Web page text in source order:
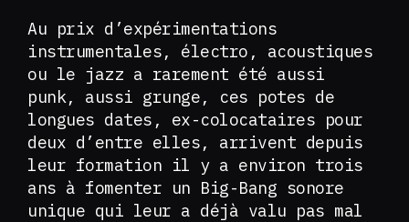
Au prix d’expérimentations
instrumentales, électro, acoustiques
ou le jazz a rarement été aussi
punk, aussi grunge, ces potes de
longues dates, ex-colocataires pour
deux d’entre elles, arrivent depuis
leur formation il y a environ trois
ans à fomenter un Big-Bang sonore
unique qui leur a déjà valu pas mal